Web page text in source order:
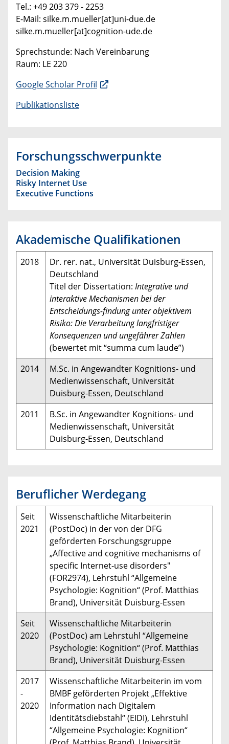
Tel.: +49 203 379 - 2253
E-Mail: silke.m.mueller[at]uni-due.de
silke.m.mueller[at]cognition-ude.de
Sprechstunde: Nach Vereinbarung
Raum: LE 220
Google Scholar Profil
Publikationsliste
Forschungsschwerpunkte
Decision Making
Risky Internet Use
Executive Functions
Akademische Qualifikationen
2018
Dr. rer. nat., Universität Duisburg-Essen,
Deutschland
Titel der Dissertation: Integrative und
interaktive Mechanismen bei der
Entscheidungs-findung unter objektivem
Risiko: Die Verarbeitung langfristiger
Konsequenzen und ungefährer Zahlen
(bewertet mit “summa cum laude”)
2014
M.Sc. in Angewandter Kognitions- und
Medienwissenschaft, Universität
Duisburg-Essen, Deutschland
2011
B.Sc. in Angewandter Kognitions- und
Medienwissenschaft, Universität
Duisburg-Essen, Deutschland
Beruflicher Werdegang
Seit
2021
Wissenschaftliche Mitarbeiterin
(PostDoc) in der von der DFG
geförderten Forschungsgruppe
„Affective and cognitive mechanisms of
specific Internet-use disorders"
(FOR2974), Lehrstuhl “Allgemeine
Psychologie: Kognition“ (Prof. Matthias
Brand), Universität Duisburg-Essen
Seit
2020
Wissenschaftliche Mitarbeiterin
(PostDoc) am Lehrstuhl “Allgemeine
Psychologie: Kognition“ (Prof. Matthias
Brand), Universität Duisburg-Essen
2017
-
2020
Wissenschaftliche Mitarbeiterin im vom
BMBF geförderten Projekt „Effektive
Information nach Digitalem
Identitätsdiebstahl“ (EIDI), Lehrstuhl
“Allgemeine Psychologie: Kognition“